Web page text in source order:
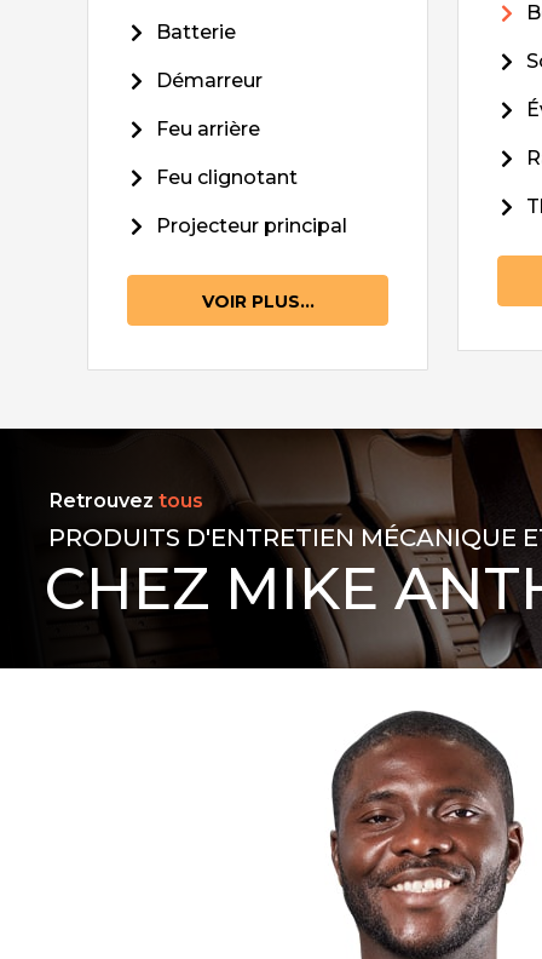
Batterie
Démarreur
Feu arrière
Feu clignotant
Projecteur principal
VOIR PLUS...
Retrouvez tous
PRODUITS D'ENTRETIEN MÉCANIQUE
CHEZ MIKE